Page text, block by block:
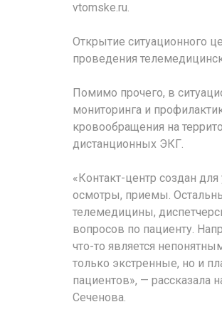
vtomske.ru.
Открытие ситуационного
проведения
Помимо прочего, в
мониторинга и
кровообращения на
дистанционных ЭКГ.
«Контакт-центр создан
осмотры, приемы.
телемедицины,
вопросов по пациенту.
что-то является
только экстренные, но и
пациентов», —
Сеченова.